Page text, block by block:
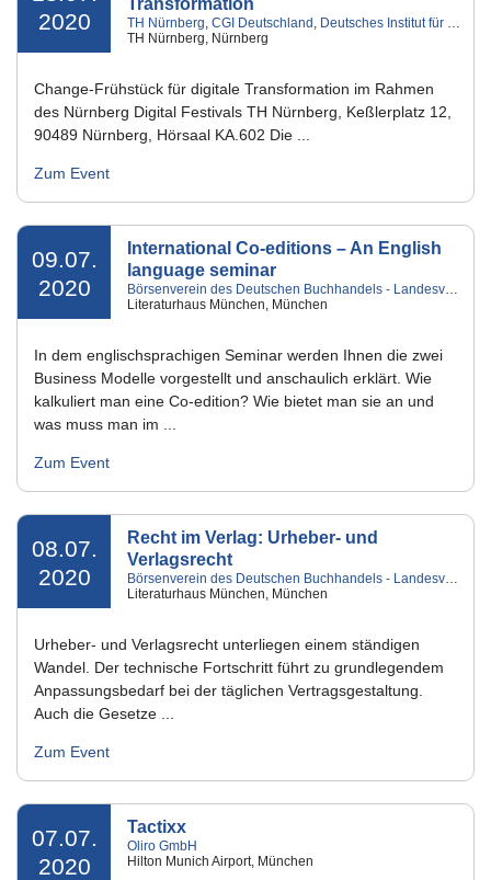
2020
Transformation
TH Nürnberg, CGI Deutschland , Deutsches Institut für Change-Prozesse und digitale Geschäftsmodelle
TH Nürnberg, Nürnberg
Change-Frühstück für digitale Transformation im Rahmen
des Nürnberg Digital Festivals TH Nürnberg, Keßlerplatz 12,
90489 Nürnberg, Hörsaal KA.602 Die ...
Zum Event
09.07.
2020
International Co-editions – An English
language seminar
Börsenverein des Deutschen Buchhandels - Landesverband Bayern e.V.
Literaturhaus München, München
In dem englischsprachigen Seminar werden Ihnen die zwei
Business Modelle vorgestellt und anschaulich erklärt. Wie
kalkuliert man eine Co-edition? Wie bietet man sie an und
was muss man im ...
Zum Event
08.07.
2020
Recht im Verlag: Urheber- und
Verlagsrecht
Börsenverein des Deutschen Buchhandels - Landesverband Bayern e.V.
Literaturhaus München, München
Urheber- und Verlagsrecht unterliegen einem ständigen
Wandel. Der technische Fortschritt führt zu grundlegendem
Anpassungsbedarf bei der täglichen Vertragsgestaltung.
Auch die Gesetze ...
Zum Event
07.07.
2020
Tactixx
Oliro GmbH
Hilton Munich Airport, München